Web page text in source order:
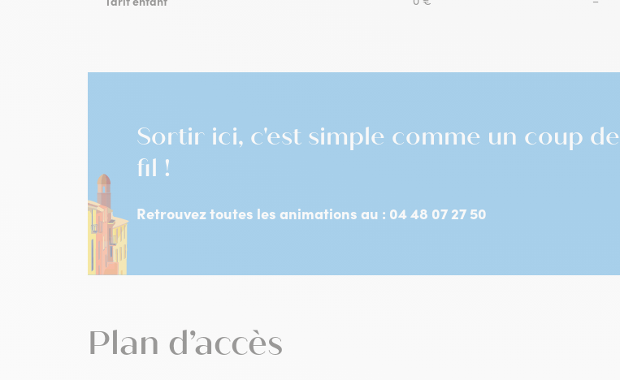
Sortir ici, c'est simple comme un coup de
fil !
Retrouvez toutes les animations au : 04 48 07 27 50
Plan d’accès